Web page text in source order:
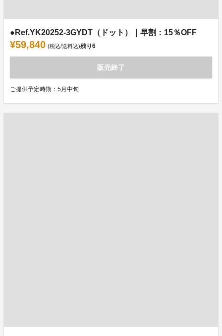
●Ref.YK20252-3GYDT（ドット）｜早割：15％OFF
¥59,840 (税込/送料込)残り6
販売終了
ご提供予定時期：5月中旬